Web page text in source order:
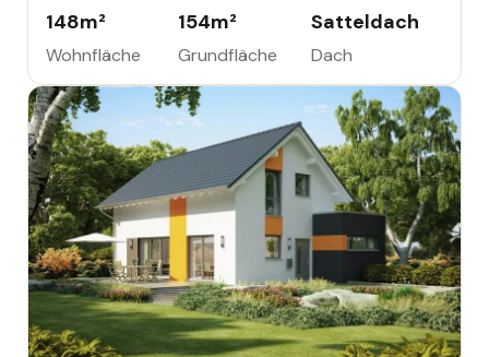
148m²
Wohnfläche
154m²
Grundfläche
Satteldach
Dach